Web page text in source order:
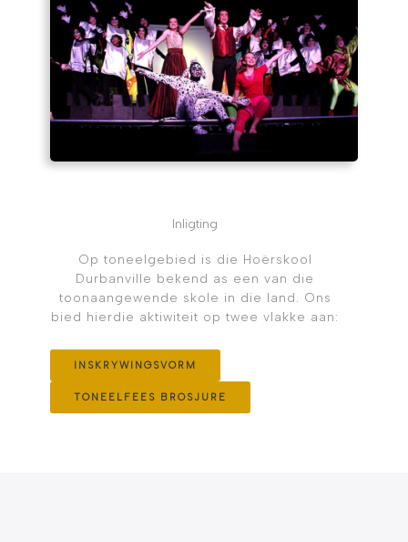
Inligting
Op toneelgebied is die Hoërskool
Durbanville bekend as een van die
toonaangewende skole in die land. Ons
bied hierdie aktiwiteit op twee vlakke aan:
INSKRYWINGSVORM
TONEELFEES BROSJURE